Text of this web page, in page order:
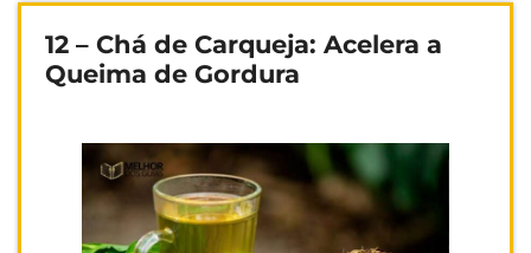
12 – Chá de Carqueja: Acelera a
Queima de Gordura